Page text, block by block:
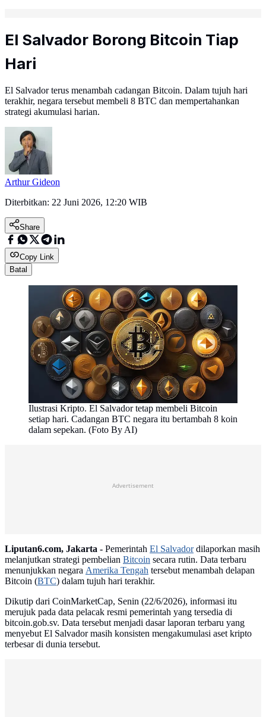
El Salvador Borong Bitcoin Tiap
Hari
El Salvador terus menambah cadangan Bitcoin. Dalam tujuh hari
terakhir, negara tersebut membeli 8 BTC dan mempertahankan
strategi akumulasi harian.
Arthur Gideon
Diterbitkan: 22 Juni 2026, 12:20 WIB
Share
Copy Link
Batal
Ilustrasi Kripto. El Salvador tetap membeli Bitcoin
setiap hari. Cadangan BTC negara itu bertambah 8 koin
dalam sepekan. (Foto By AI)
Advertisement
Liputan6.com, Jakarta - Pemerintah El Salvadordilaporkan masih
melanjutkan strategi pembelian Bitcoin secara rutin. Data terbaru
menunjukkan negara Amerika Tengah tersebut menambah delapan
Bitcoin (BTC) dalam tujuh hari terakhir.
Dikutip dari CoinMarketCap, Senin (22/6/2026), informasi itu
merujuk pada data pelacak resmi pemerintah yang tersedia di
bitcoin.gob.sv. Data tersebut menjadi dasar laporan terbaru yang
menyebut El Salvador masih konsisten mengakumulasi aset kripto
terbesar di dunia tersebut.